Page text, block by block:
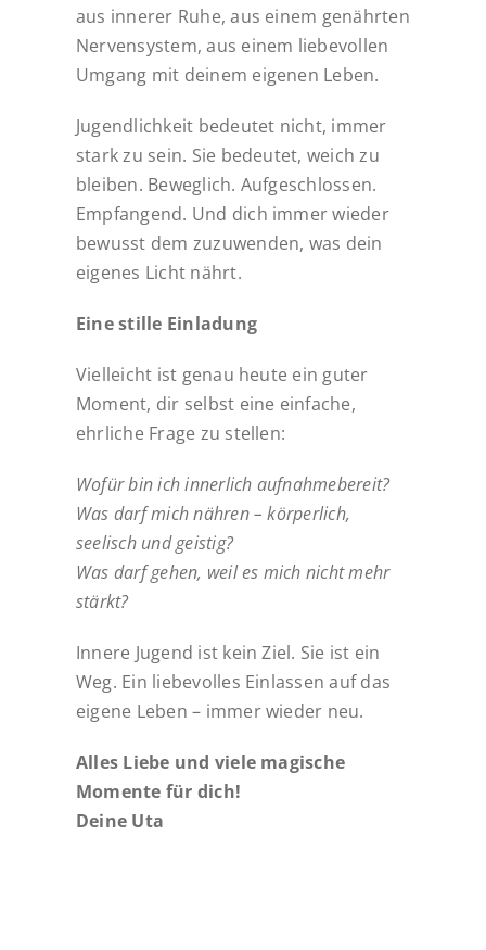
aus innerer Ruhe, aus einem genährten
Nervensystem, aus einem liebevollen
Umgang mit deinem eigenen Leben.
Jugendlichkeit bedeutet nicht, immer
stark zu sein. Sie bedeutet, weich zu
bleiben. Beweglich. Aufgeschlossen.
Empfangend. Und dich immer wieder
bewusst dem zuzuwenden, was dein
eigenes Licht nährt.
Eine stille Einladung
Vielleicht ist genau heute ein guter
Moment, dir selbst eine einfache,
ehrliche Frage zu stellen:
Wofür bin ich innerlich aufnahmebereit?
Was darf mich nähren – körperlich,
seelisch und geistig?
Was darf gehen, weil es mich nicht mehr
stärkt?
Innere Jugend ist kein Ziel. Sie ist ein
Weg. Ein liebevolles Einlassen auf das
eigene Leben – immer wieder neu.
Alles Liebe und viele magische
Momente für dich!
Deine Uta